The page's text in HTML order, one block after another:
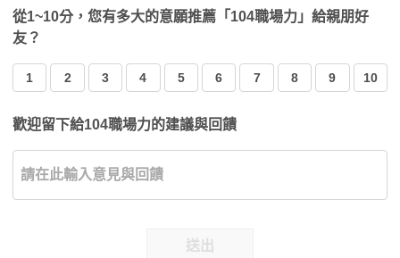
從1~10分，您有多大的意願推薦「104職場力」給親朋好
友？
1 2 3 4 5 6 7 8 9 10
歡迎留下給104職場力的建議與回饋
送出